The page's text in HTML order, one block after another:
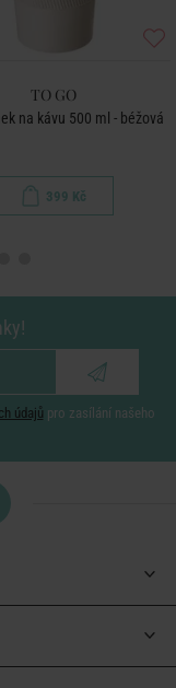
TO GO
na kávu 500 ml - béžová
399 Kč
údajů pro zasílání našeho